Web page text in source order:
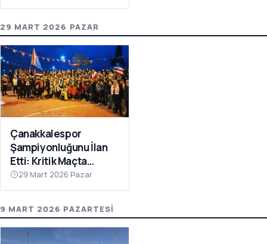
29 MART 2026 PAZAR
Çanakkalespor
Şampiyonluğunu İlan
Etti: Kritik Maçta
Galibiyet Geldi
29 Mart 2026 Pazar
9 MART 2026 PAZARTESI